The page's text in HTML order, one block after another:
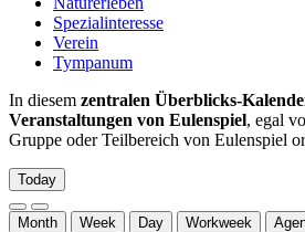
Spezialinteresse
Verein
Tympanum
In diesem zentralen Überblicks-
Veranstaltungen von Eulenspiel, egal
Gruppe oder Teilbereich von Eulenspiel
Today
Month Week Day Workweek